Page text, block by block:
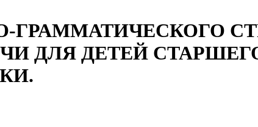
ГРАММАТИЧЕСКОГО
ДЛЯ ДЕТЕЙ